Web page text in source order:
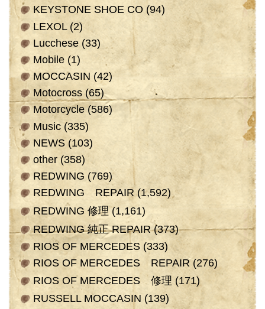
KEYSTONE SHOE CO(94)
LEXOL(2)
Lucchese(33)
Mobile(1)
MOCCASIN (42)
Motocross(65)
Motorcycle(586)
Music(335)
NEWS(103)
other(358)
REDWING (769)
REDWING REPAIR (1,592)
REDWING 修理(1,161)
REDWING 純正 REPAIR(373)
RIOS OF MERCEDES(333)
RIOS OF MERCEDES REPAIR(276)
RIOS OF MERCEDES 修理 (171)
RUSSELL MOCCASIN (139)